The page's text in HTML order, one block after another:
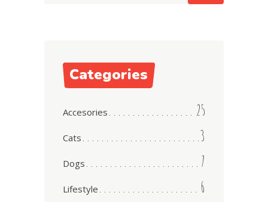
Categories
Accesories 25
Cats 3
Dogs 7
Lifestyle 6